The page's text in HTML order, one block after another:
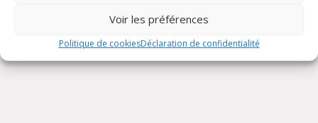
Voir les préférences
Politique de cookiesDéclaration de confidentialité